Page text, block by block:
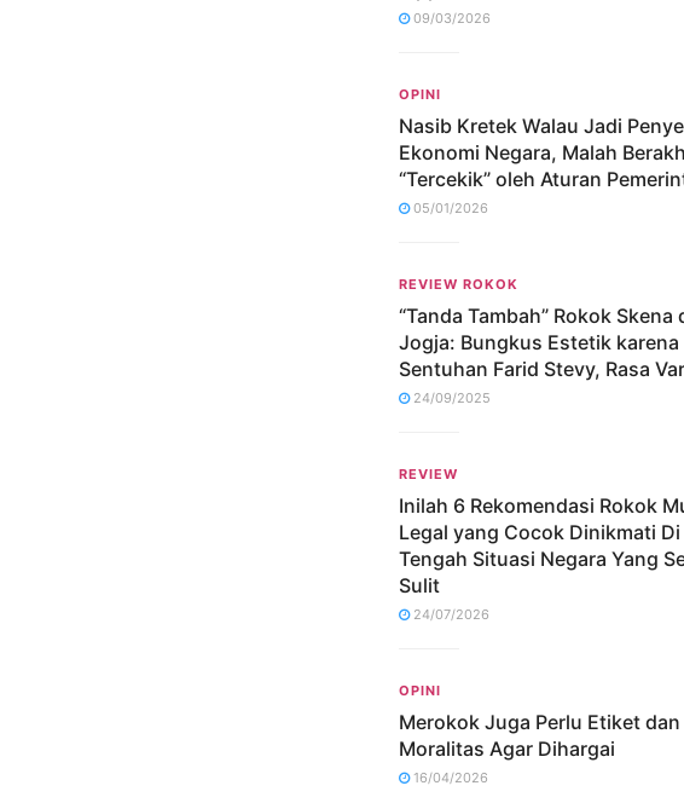
09/03/2026
OPINI
Nasib Kretek Walau Jadi
Ekonomi Negara, Malah
“Tercekik” oleh Aturan
05/01/2026
REVIEW ROKOK
“Tanda Tambah” Rokok Skena
Jogja: Bungkus Estetik karena
Sentuhan Farid Stevy, Rasa
24/09/2025
REVIEW
Inilah 6 Rekomendasi Rokok
Legal yang Cocok Dinikmati Di
Tengah Situasi Negara Yang
Sulit
24/07/2026
OPINI
Merokok Juga Perlu Etiket dan
Moralitas Agar Dihargai
16/04/2026